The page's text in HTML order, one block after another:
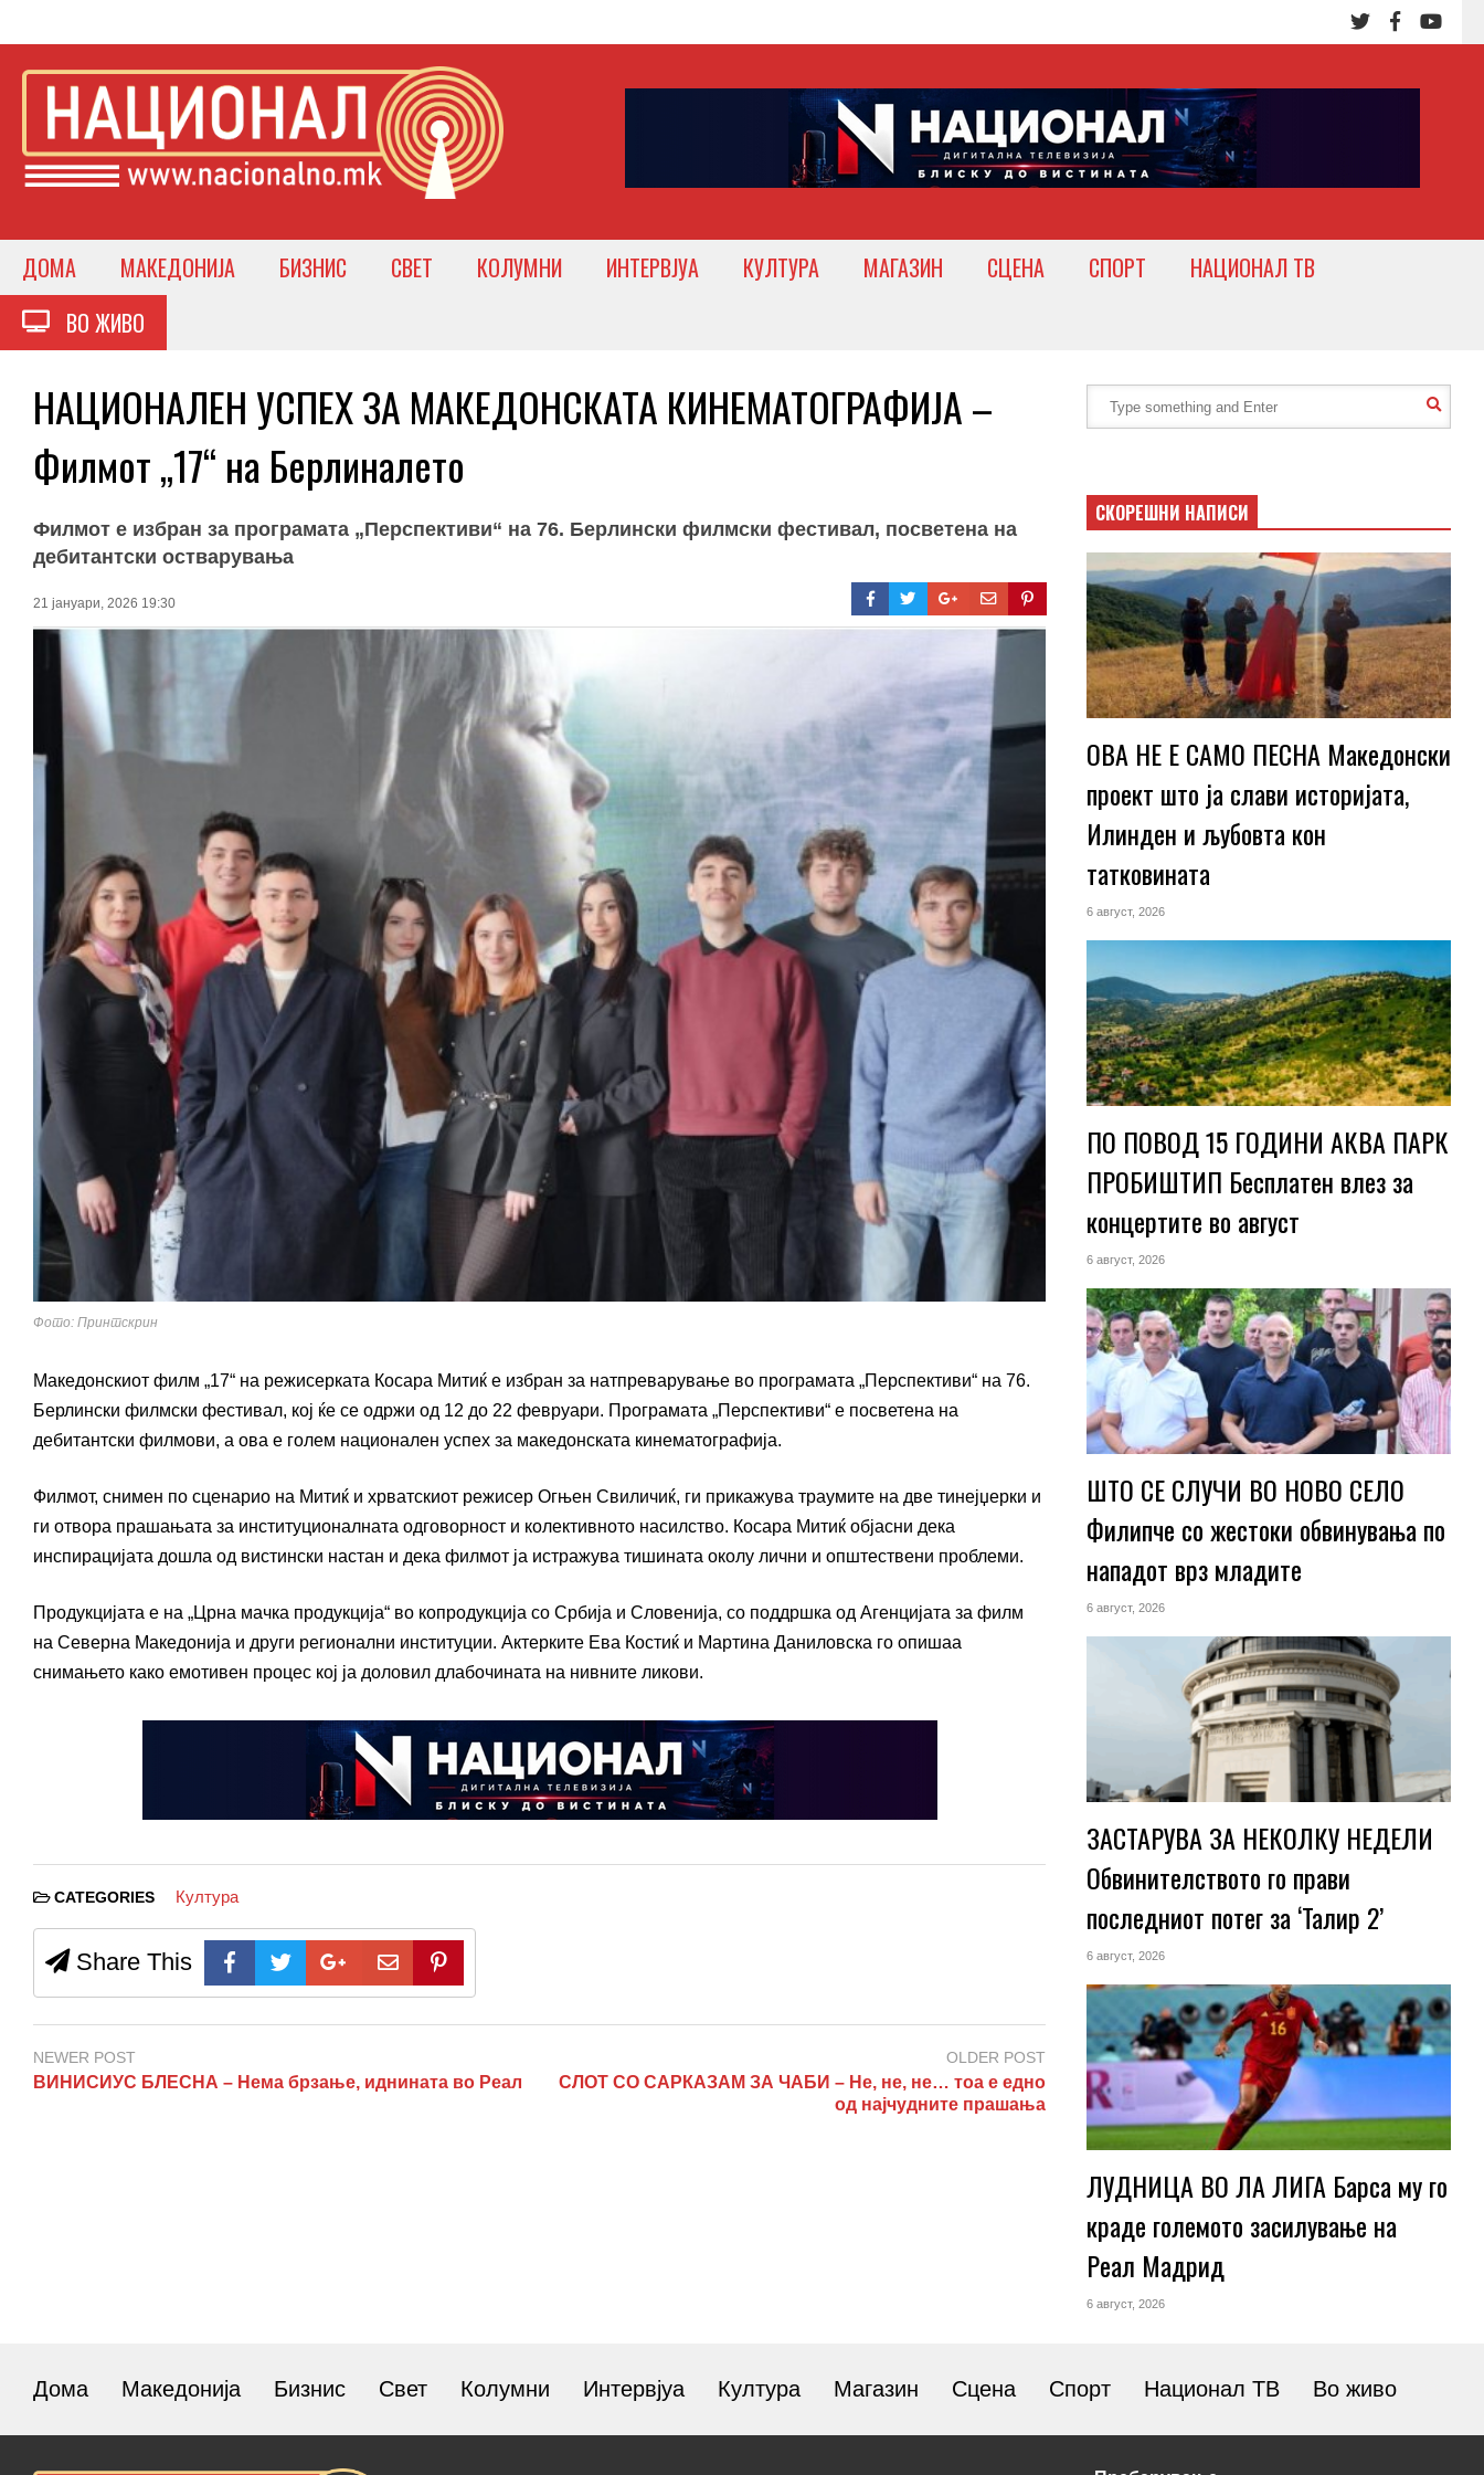
ДОМА МАКЕДОНИЈА БИЗНИС СВЕТ КОЛУМНИ ИНТЕРВЈУА КУЛТУРА МАГАЗИН СЦЕНА СПОРТ
НАЦИОНАЛ ТВ
ВО ЖИВО
НАЦИОНАЛЕН УСПЕХ ЗА МАКЕДОНСКАТА КИНЕМАТОГРАФИЈА –
Филмот „17“ на Берлиналето
Филмот е избран за програмата „Перспективи“ на 76. Берлински филмски фестивал, посветена на
дебитантски остварувања
21 јануари, 2026 19:30
Фото: Принтскрин
Македонскиот филм „17“ на режисерката Косара Митиќ е избран за натпреварување во програмата „Перспективи“ на 76.
Берлински филмски фестивал, кој ќе се одржи од 12 до 22 февруари. Програмата „Перспективи“ е посветена на
дебитантски филмови, а ова е голем национален успех за македонската кинематографија.
Филмот, снимен по сценарио на Митиќ и хрватскиот режисер Огњен Свиличиќ, ги прикажува траумите на две тинејџерки и
ги отвора прашањата за институционалната одговорност и колективното насилство. Косара Митиќ објасни дека
инспирацијата дошла од вистински настан и дека филмот ја истражува тишината околу лични и општествени проблеми.
Продукцијата е на „Црна мачка продукција“ во копродукција со Србија и Словенија, со поддршка од Агенцијата за филм
на Северна Македонија и други регионални институции. Актерките Ева Костиќ и Мартина Даниловска го опишаа
снимањето како емотивен процес кој ја доловил длабочината на нивните ликови.
CATEGORIES Култура
Share This
NEWER POST
ВИНИСИУС БЛЕСНА – Нема брзање, иднината во Реал
OLDER POST
СЛОТ СО САРКАЗАМ ЗА ЧАБИ – Не, не, не… тоа е едно
од најчудните прашања
СКОРЕШНИ НАПИСИ
ОВА НЕ Е САМО ПЕСНА Македонски
проект што ја слави историјата,
Илинден и љубовта кон
татковината
6 август, 2026
ПО ПОВОД 15 ГОДИНИ АКВА ПАРК
ПРОБИШТИП Бесплатен влез за
концертите во август
6 август, 2026
ШТО СЕ СЛУЧИ ВО НОВО СЕЛО
Филипче со жестоки обвинувања по
нападот врз младите
6 август, 2026
ЗАСТАРУВА ЗА НЕКОЛКУ НЕДЕЛИ
Обвинителството го прави
последниот потег за ‘Талир 2’
6 август, 2026
ЛУДНИЦА ВО ЛА ЛИГА Барса му го
краде големото засилување на
Реал Мадрид
6 август, 2026
Дома Македонија Бизнис Свет Колумни Интервјуа Култура Магазин Сцена Спорт Национал ТВ Во живо